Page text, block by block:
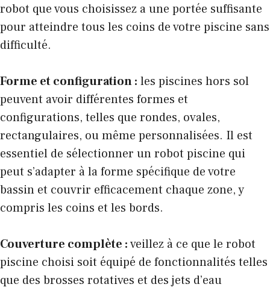
robot que vous choisissez a une portée suffisante
pour atteindre tous les coins de votre piscine sans
difficulté.
Forme et configuration : les piscines hors sol
peuvent avoir différentes formes et
configurations, telles que rondes, ovales,
rectangulaires, ou même personnalisées. Il est
essentiel de sélectionner un robot piscine qui
peut s’adapter à la forme spécifique de votre
bassin et couvrir efficacement chaque zone, y
compris les coins et les bords.
Couverture complète :veillez à ce que le robot
piscine choisi soit équipé de fonctionnalités telles
que des brosses rotatives et des jets d’eau